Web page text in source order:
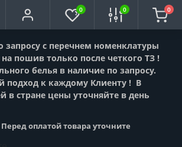
с перечнем номенклатуры
пошив только после четкого ТЗ !
белья в наличие по запросу.
подход к каждому Клиенту ! В
в стране цены уточняйте в день
Перед оплатой товара уточните
0 0 0